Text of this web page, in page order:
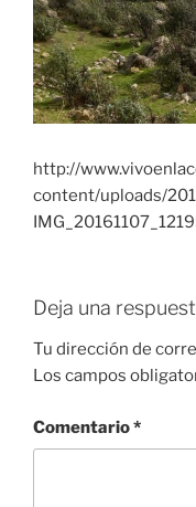
http://
content/uploads/
Deja una
Tu dirección de
Los campos
Comentario*